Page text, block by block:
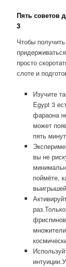
Пять советов
3
Чтобы
просто
слоте и
Изучите
Egypt 3
фараона
может
пять
вы не
поймёте,